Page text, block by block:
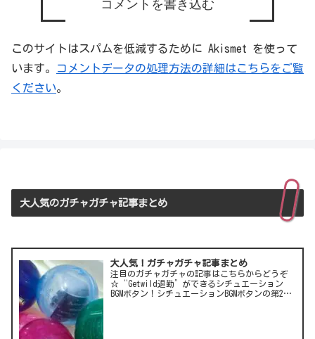
コメントを書き込む
このサイトはスパムを低減するために Akismet を使って
います。
コメントデータの処理方法の詳細はこちらをご覧
ください。
大人気のガチャガチャ記事まとめ
大人気！ガチャガチャ記事まとめ
注目のガチャガチャの記事はこちらからどうぞ
☆“Getwild退勤”ができるシチュエーション
BGMボタン！シチュエーションBGMボタンの第2